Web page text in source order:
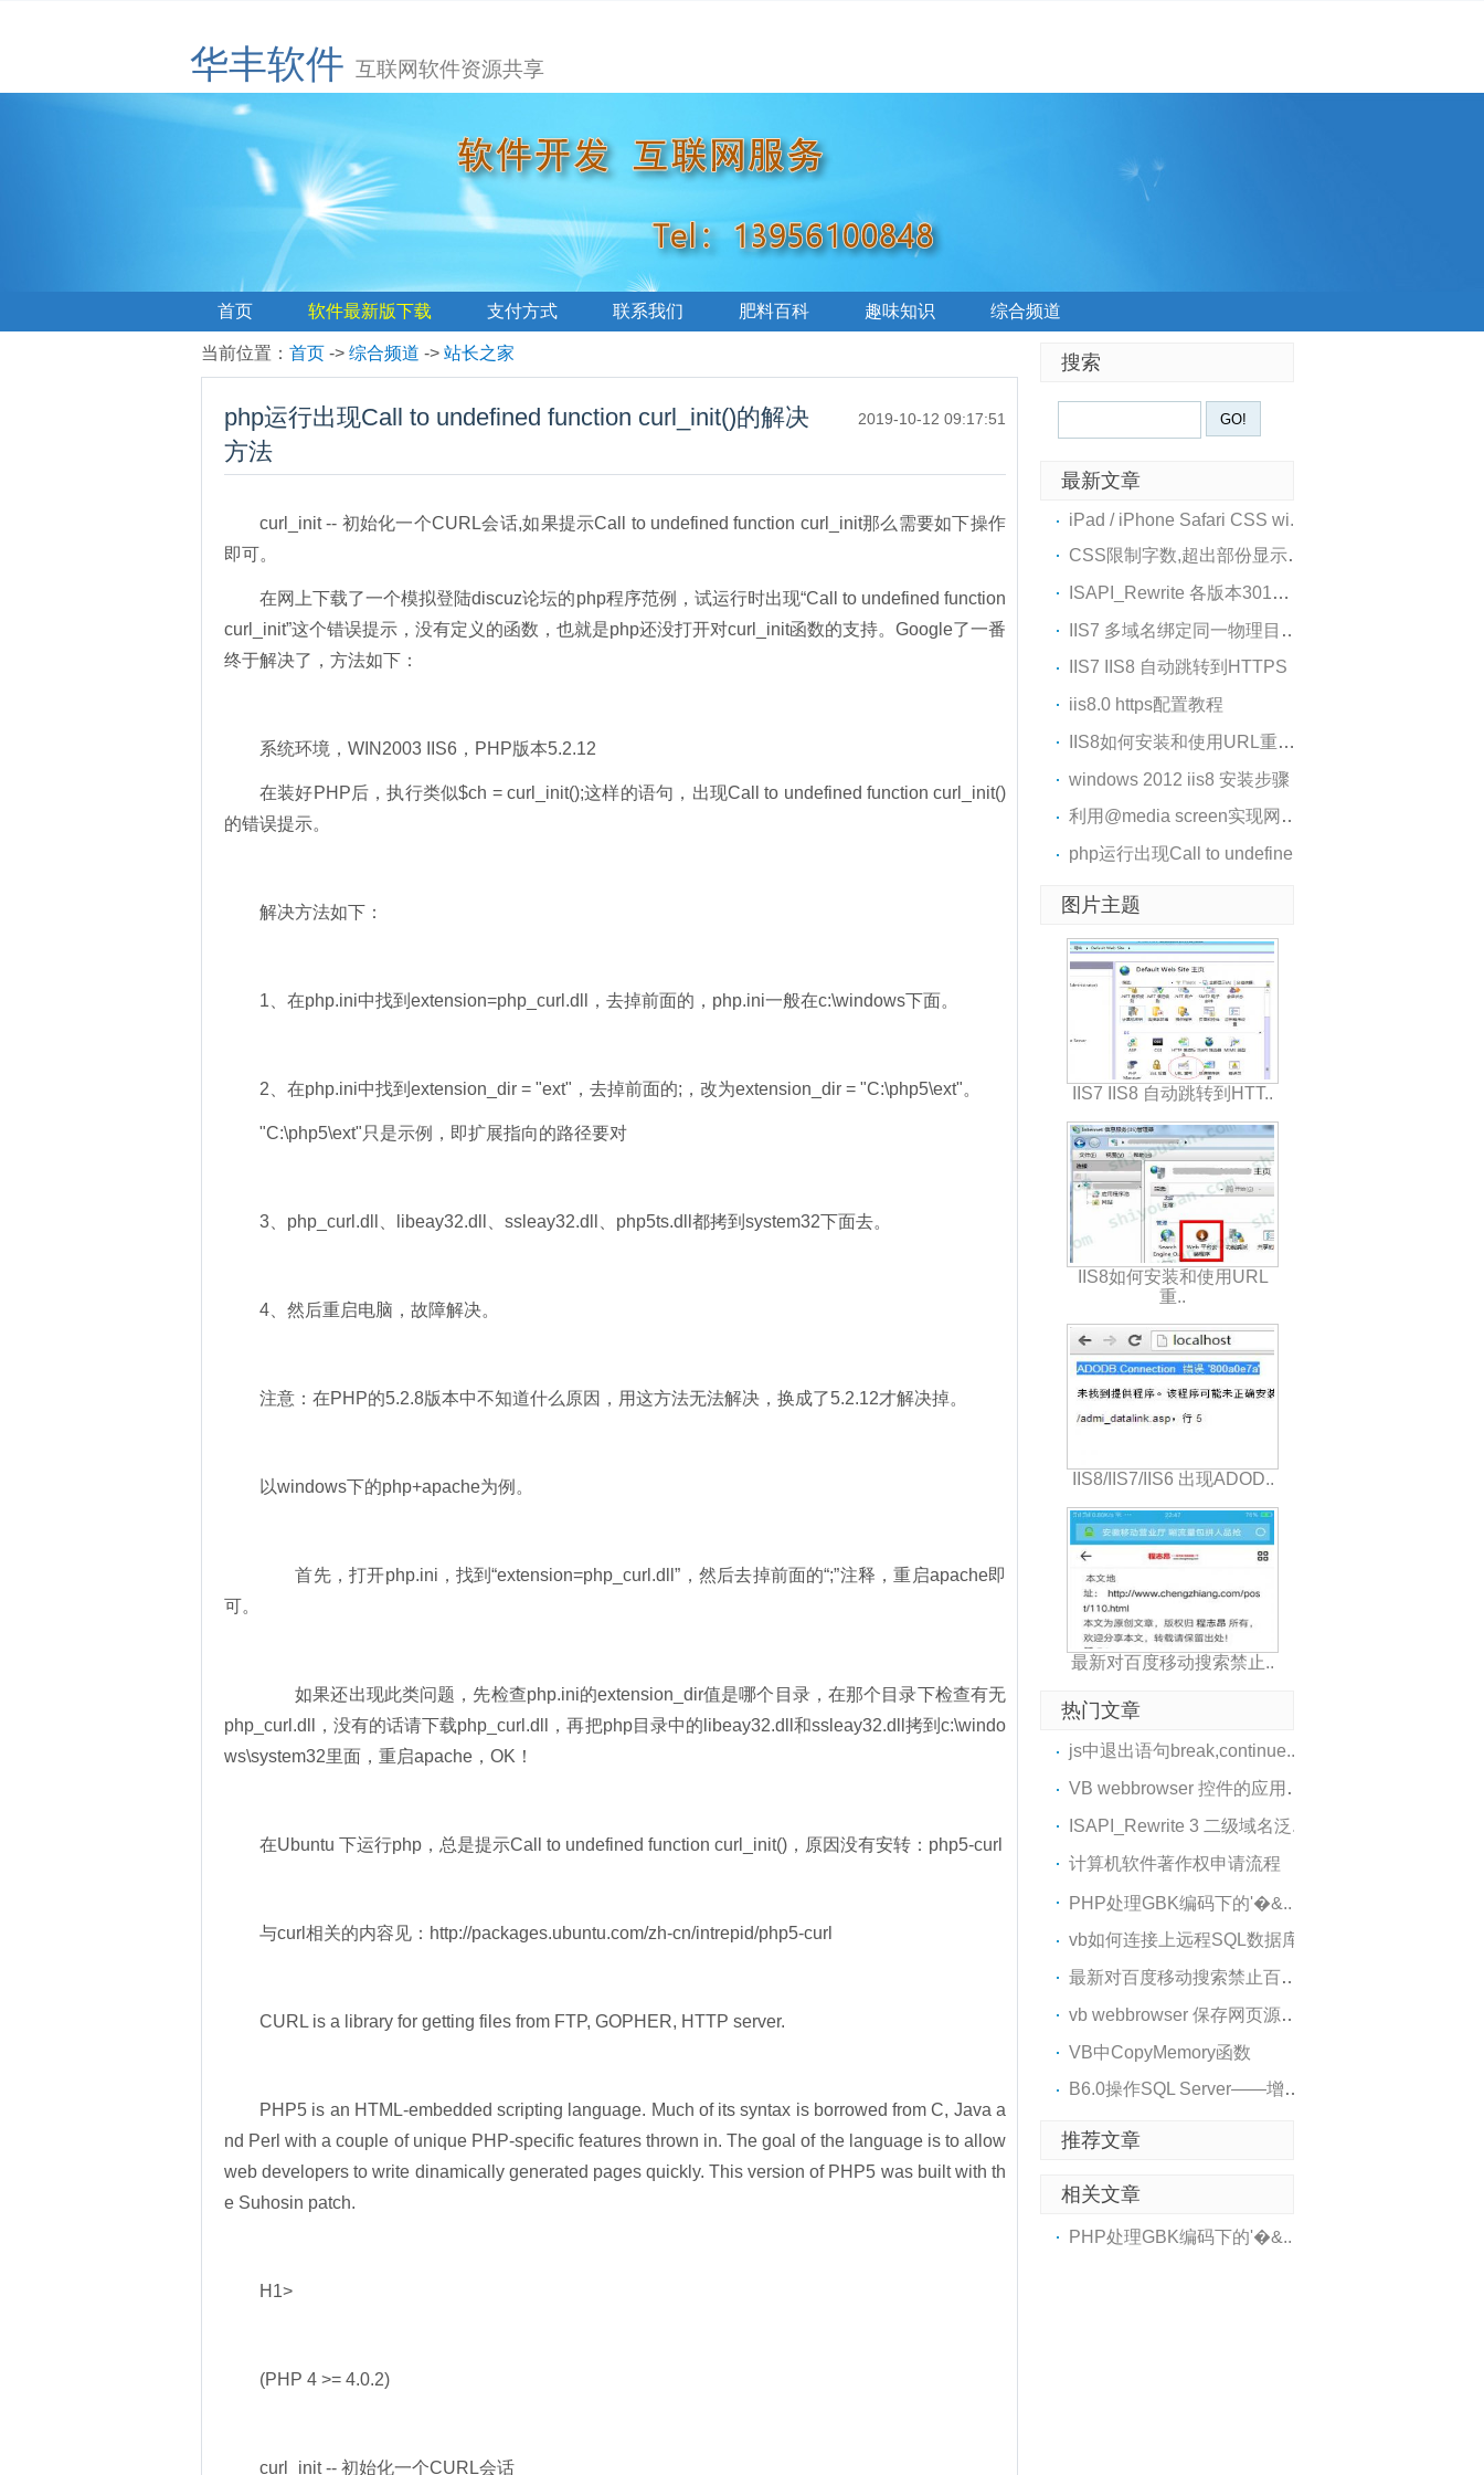
华丰软件 互联网软件资源共享
首页 软件最新版下载 支付方式 联系我们 肥料百科 趣味知识 综合频道
当前位置 ： 首页 -> 综合频道 -> 站长之家
2019-10-12 09:17:51
php运行出现Call to undefined function curl_init()的解决
方法
curl_init -- 初始化一个CURL会话,如果提示Call to undefined function curl_init那么需要如下操作
即可。
在网上下载了一个模拟登陆discuz论坛的php程序范例，试运行时出现“Call to undefined function
curl_init”这个错误提示，没有定义的函数，也就是php还没打开对curl_init函数的支持。Google了一番
终于解决了，方法如下：
系统环境，WIN2003 IIS6，PHP版本5.2.12
在装好PHP后，执行类似$ch = curl_init();这样的语句，出现Call to undefined function curl_init()
的错误提示。
解决方法如下：
1、在php.ini中找到extension=php_curl.dll，去掉前面的，php.ini一般在c:\windows下面。
2、在php.ini中找到extension_dir = "ext"，去掉前面的;，改为extension_dir = "C:\php5\ext"。
"C:\php5\ext"只是示例，即扩展指向的路径要对
3、php_curl.dll、libeay32.dll、ssleay32.dll、php5ts.dll都拷到system32下面去。
4、然后重启电脑，故障解决。
注意：在PHP的5.2.8版本中不知道什么原因，用这方法无法解决，换成了5.2.12才解决掉。
以windows下的php+apache为例。
首先，打开php.ini，找到“extension=php_curl.dll”，然后去掉前面的“;”注释，重启apache即
可。
如果还出现此类问题，先检查php.ini的extension_dir值是哪个目录，在那个目录下检查有无
php_curl.dll，没有的话请下载php_curl.dll，再把php目录中的libeay32.dll和ssleay32.dll拷到c:\windo
ws\system32里面，重启apache，OK！
在Ubuntu 下运行php，总是提示Call to undefined function curl_init()，原因没有安转：php5-curl
与curl相关的内容见：http://packages.ubuntu.com/zh-cn/intrepid/php5-curl
CURL is a library for getting files from FTP, GOPHER, HTTP server.
PHP5 is an HTML-embedded scripting language. Much of its syntax is borrowed from C, Java a
nd Perl with a couple of unique PHP-specific features thrown in. The goal of the language is to allow
web developers to write dinamically generated pages quickly. This version of PHP5 was built with th
e Suhosin patch.
H1>
(PHP 4 >= 4.0.2)
curl_init -- 初始化一个CURL会话
搜索
最新文章
iPad / iPhone Safari CSS wi..
CSS限制字数,超出部份显示点..
ISAPI_Rewrite 各版本301转向..
IIS7 多域名绑定同一物理目录..
IIS7 IIS8 自动跳转到HTTPS
iis8.0 https配置教程
IIS8如何安装和使用URL重写工..
windows 2012 iis8 安装步骤
利用@media screen实现网页布..
php运行出现Call to undefine..
图片主题
IIS7 IIS8 自动跳转到HTT..
IIS8如何安装和使用URL
重..
IIS8/IIS7/IIS6 出现ADOD..
最新对百度移动搜索禁止..
热门文章
js中退出语句break,continue..
VB webbrowser 控件的应用（..
ISAPI_Rewrite 3 二级域名泛..
计算机软件著作权申请流程
PHP处理GBK编码下的'�&..
vb如何连接上远程SQL数据库
最新对百度移动搜索禁止百度..
vb webbrowser 保存网页源码..
VB中CopyMemory函数
B6.0操作SQL Server——增删..
推荐文章
相关文章
PHP处理GBK编码下的'�&..